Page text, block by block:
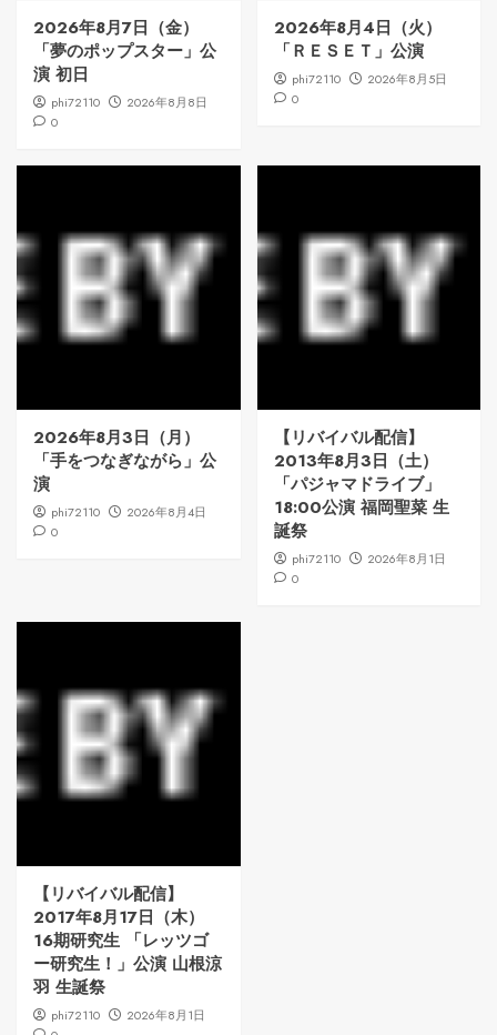
2026年8月7日（金）
「夢のポップスター」公
演 初日
phi72110
2026年8月8日
0
2026年8月4日（火）
「ＲＥＳＥＴ」公演
phi72110
2026年8月5日
0
2026年8月3日（月）
「手をつなぎながら」公
演
phi72110
2026年8月4日
0
【リバイバル配信】
2013年8月3日（土）
「パジャマドライブ」
18:00公演 福岡聖菜 生
誕祭
phi72110
2026年8月1日
0
【リバイバル配信】
2017年8月17日（木）
16期研究生 「レッツゴ
ー研究生！」公演 山根涼
羽 生誕祭
phi72110
2026年8月1日